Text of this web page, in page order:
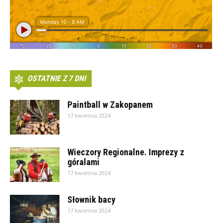
OSTATNIE Z 7 DNI
Paintball w Zakopanem
17 kwietnia 2024
Wieczory Regionalne. Imprezy z
góralami
17 kwietnia 2024
Słownik bacy
17 kwietnia 2024